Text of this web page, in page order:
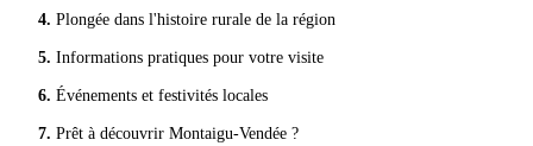
Plongée dans l'histoire rurale de la région
Informations pratiques pour votre visite
Événements et festivités locales
Prêt à découvrir Montaigu-Vendée ?